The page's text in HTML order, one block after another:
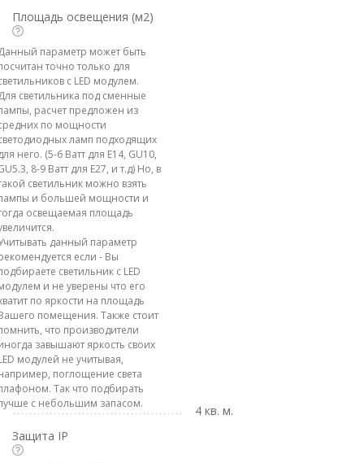
Площадь освещения (м2)
параметр может быть
точно только для
с LED модулем.
светильника под сменные
расчет предложен из
по мощности
ламп подходящих
него. (5-6 Ватт для E14, GU10,
8-9 Ватт для E27, и т.д) Но, в
светильник можно взять
и большей мощности и
освещаемая площадь
данный параметр
если - Вы
светильник с LED
и не уверены что его
по яркости на площадь
помещения. Также стоит
что производители
завышают яркость своих
модулей не учитывая,
поглощение света
Так что подбирать
с небольшим запасом.
4 кв. м.
Защита IP